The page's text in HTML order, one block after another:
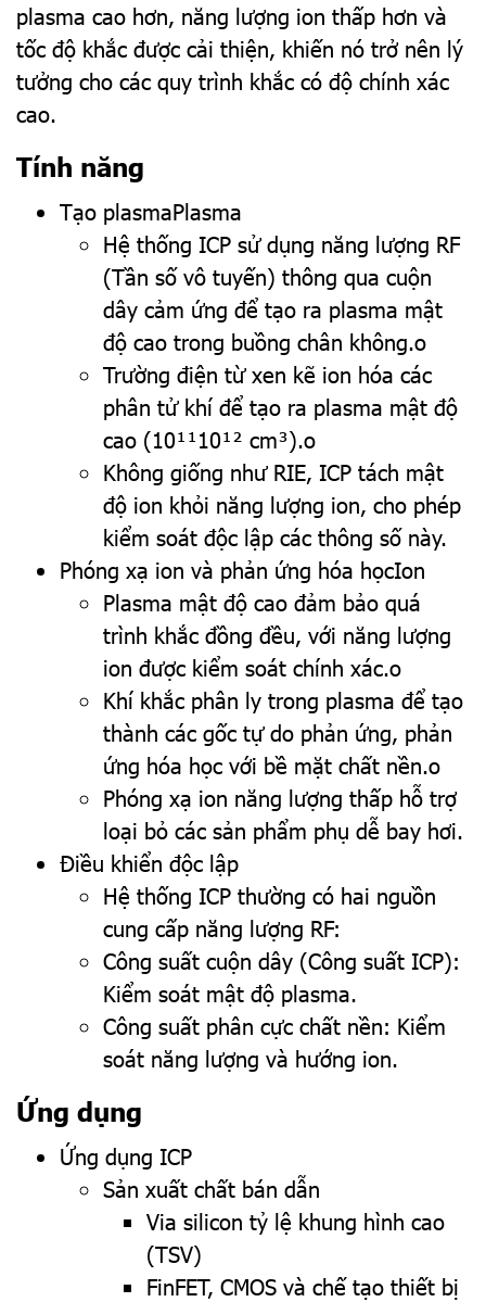
plasma cao hơn, năng lượng ion thấp hơn và
tốc độ khắc được cải thiện, khiến nó trở nên lý
tưởng cho các quy trình khắc có độ chính xác
cao.
Tính năng
Tạo plasmaPlasma
Hệ thống ICP sử dụng năng lượng RF
(Tần số vô tuyến) thông qua cuộn
dây cảm ứng để tạo ra plasma mật
độ cao trong buồng chân không.o
Trường điện từ xen kẽ ion hóa các
phân tử khí để tạo ra plasma mật độ
cao (10¹¹10¹² cm³).o
Không giống như RIE, ICP tách mật
độ ion khỏi năng lượng ion, cho phép
kiểm soát độc lập các thông số này.
Phóng xạ ion và phản ứng hóa họcIon
Plasma mật độ cao đảm bảo quá
trình khắc đồng đều, với năng lượng
ion được kiểm soát chính xác.o
Khí khắc phân ly trong plasma để tạo
thành các gốc tự do phản ứng, phản
ứng hóa học với bề mặt chất nền.o
Phóng xạ ion năng lượng thấp hỗ trợ
loại bỏ các sản phẩm phụ dễ bay hơi.
Điều khiển độc lập
Hệ thống ICP thường có hai nguồn
cung cấp năng lượng RF:
Công suất cuộn dây (Công suất ICP):
Kiểm soát mật độ plasma.
Công suất phân cực chất nền: Kiểm
soát năng lượng và hướng ion.
Ứng dụng
Ứng dụng ICP
Sản xuất chất bán dẫn
Via silicon tỷ lệ khung hình cao
(TSV)
FinFET, CMOS và chế tạo thiết bị